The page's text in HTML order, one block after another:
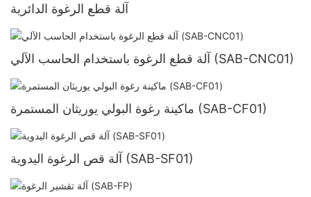
آلة قطع الرغوة الدائرية
آلة قطع الرغوة باستخدام الحاسب الآلي (SAB-CNC01)
ماكينة رغوة البولي يوريثان المستمرة (SAB-CF01)
آلة قص الرغوة اليدوية (SAB-SF01)